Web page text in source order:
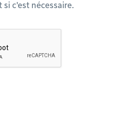
c'est nécessaire.